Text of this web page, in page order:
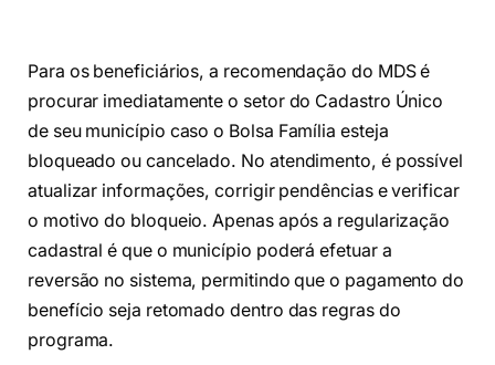
Para os beneficiários, a recomendação do MDS é
procurar imediatamente o setor do Cadastro Único
de seu município caso o Bolsa Família esteja
bloqueado ou cancelado. No atendimento, é possível
atualizar informações, corrigir pendências e verificar
o motivo do bloqueio. Apenas após a regularização
cadastral é que o município poderá efetuar a
reversão no sistema, permitindo que o pagamento do
benefício seja retomado dentro das regras do
programa.